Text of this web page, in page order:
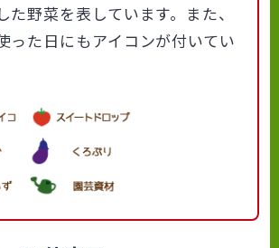
た野菜を表しています。また、
った日にもアイコンが付いてい